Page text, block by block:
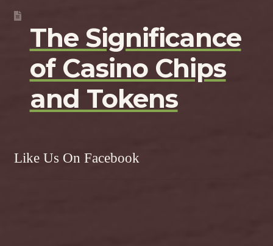
The Significance
of Casino Chips
and Tokens
Like Us On Facebook